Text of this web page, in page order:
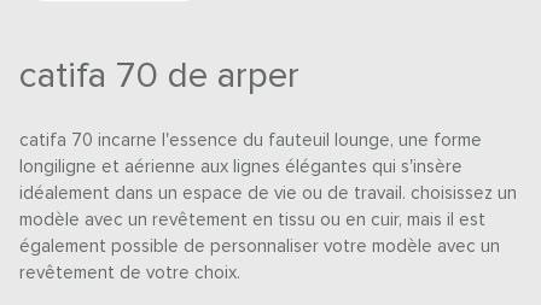
catifa 70 de arper
catifa 70 incarne l'essence du fauteuil lounge, une forme
longiligne et aérienne aux lignes élégantes qui s'insère
idéalement dans un espace de vie ou de travail. choisissez un
modèle avec un revêtement en tissu ou en cuir, mais il est
également possible de personnaliser votre modèle avec un
revêtement de votre choix.